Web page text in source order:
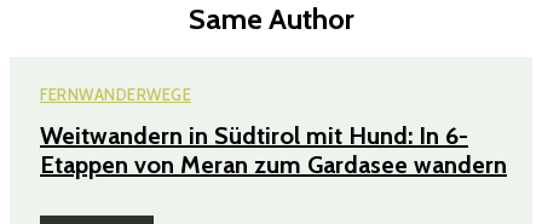
Same Author
FERNWANDERWEGE
Weitwandern in Südtirol mit Hund: In 6-
Etappen von Meran zum Gardasee wandern